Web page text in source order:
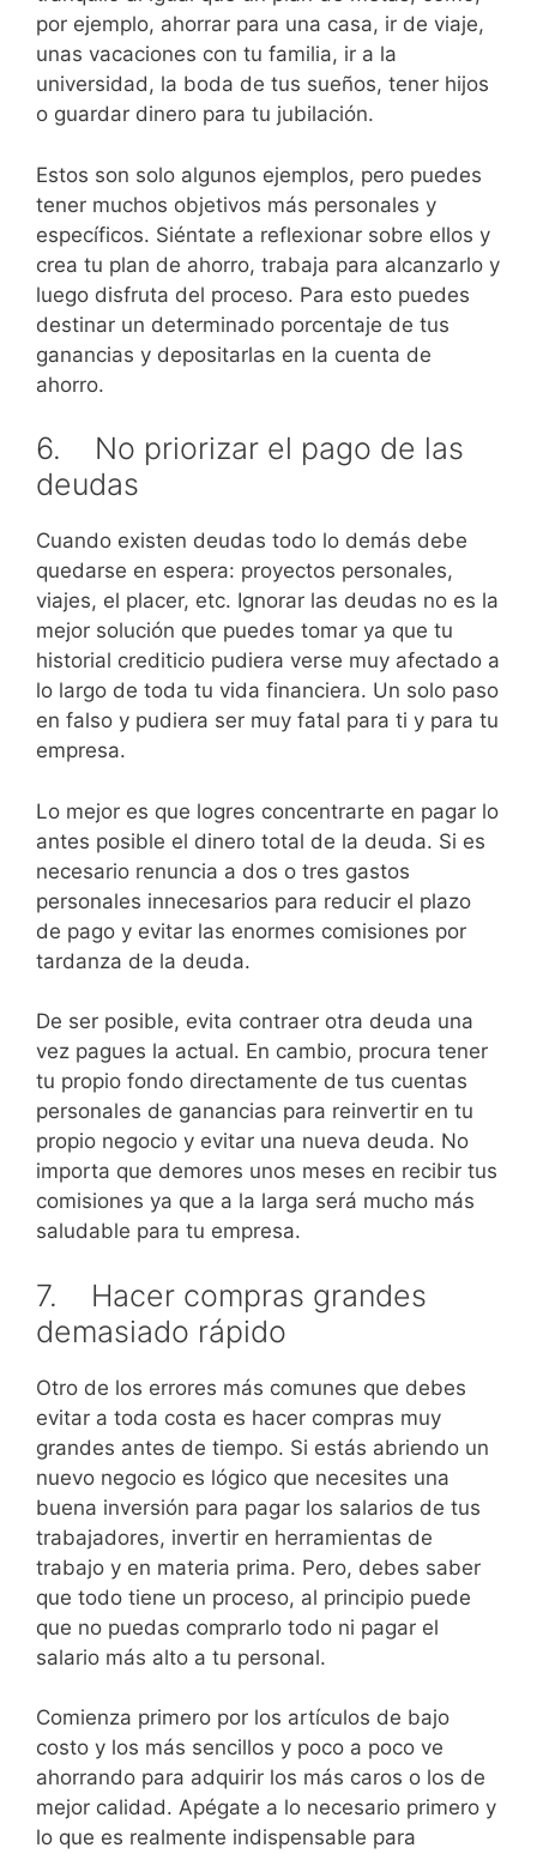
por ejemplo, ahorrar para una casa, ir de viaje,
unas vacaciones con tu familia, ir a la
universidad, la boda de tus sueños, tener hijos
o guardar dinero para tu jubilación.
Estos son solo algunos ejemplos, pero puedes
tener muchos objetivos más personales y
específicos. Siéntate a reflexionar sobre ellos y
crea tu plan de ahorro, trabaja para alcanzarlo y
luego disfruta del proceso. Para esto puedes
destinar un determinado porcentaje de tus
ganancias y depositarlas en la cuenta de
ahorro.
6. No priorizar el pago de las
deudas
Cuando existen deudas todo lo demás debe
quedarse en espera: proyectos personales,
viajes, el placer, etc. Ignorar las deudas no es la
mejor solución que puedes tomar ya que tu
historial crediticio pudiera verse muy afectado a
lo largo de toda tu vida financiera. Un solo paso
en falso y pudiera ser muy fatal para ti y para tu
empresa.
Lo mejor es que logres concentrarte en pagar lo
antes posible el dinero total de la deuda. Si es
necesario renuncia a dos o tres gastos
personales innecesarios para reducir el plazo
de pago y evitar las enormes comisiones por
tardanza de la deuda.
De ser posible, evita contraer otra deuda una
vez pagues la actual. En cambio, procura tener
tu propio fondo directamente de tus cuentas
personales de ganancias para reinvertir en tu
propio negocio y evitar una nueva deuda. No
importa que demores unos meses en recibir tus
comisiones ya que a la larga será mucho más
saludable para tu empresa.
7. Hacer compras grandes
demasiado rápido
Otro de los errores más comunes que debes
evitar a toda costa es hacer compras muy
grandes antes de tiempo. Si estás abriendo un
nuevo negocio es lógico que necesites una
buena inversión para pagar los salarios de tus
trabajadores, invertir en herramientas de
trabajo y en materia prima. Pero, debes saber
que todo tiene un proceso, al principio puede
que no puedas comprarlo todo ni pagar el
salario más alto a tu personal.
Comienza primero por los artículos de bajo
costo y los más sencillos y poco a poco ve
ahorrando para adquirir los más caros o los de
mejor calidad. Apégate a lo necesario primero y
lo que es realmente indispensable para